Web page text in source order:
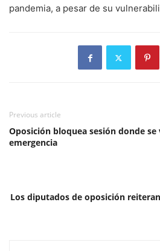
pandemia, a pesar de su
Previous article
Oposición bloquea sesión donde se
emergencia
Los diputados de oposición